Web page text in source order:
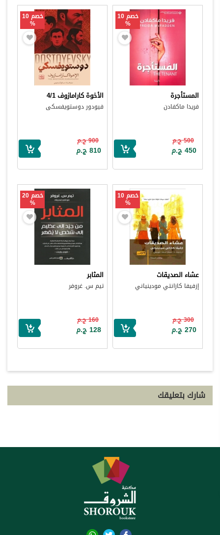
خصم 10
%
المستأجرة
فريدا ماكفادن
500 ج.م
450 ج.م
خصم 10
%
الأخوة كارامازوف 4/1
فيودور دوستويفسكى
900 ج.م
810 ج.م
خصم 10
%
عشاء الصديقات
إزفيفا كازانتي مودينياني
300 ج.م
270 ج.م
خصم 20
%
المثابر
تيم س. غروفر
160 ج.م
128 ج.م
شارك بتعليقك